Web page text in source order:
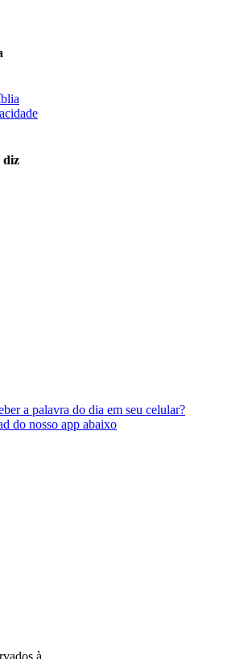
diz
a palavra do dia em seu celular?
do nosso app abaixo
à